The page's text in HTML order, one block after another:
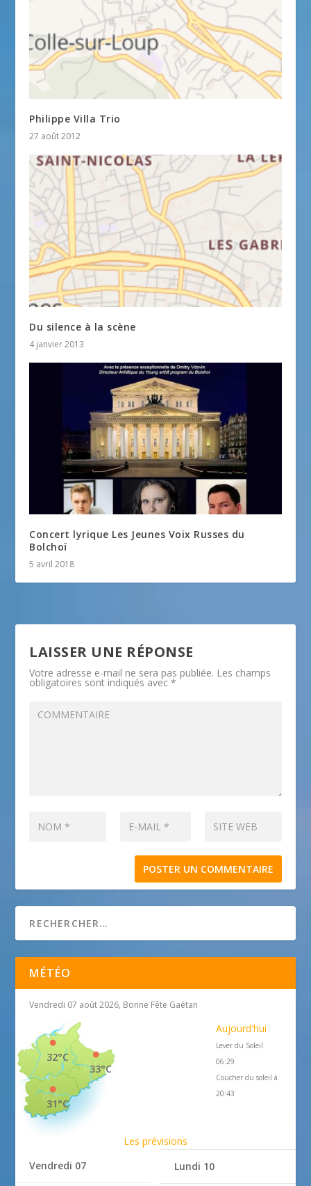
Philippe Villa Trio
27 août 2012
Du silence à la scène
4 janvier 2013
Concert lyrique Les Jeunes Voix Russes du
Bolchoï
5 avril 2018
LAISSER UNE RÉPONSE
Votre adresse e-mail ne sera pas publiée. Les champs
obligatoires sont indiqués avec*
MÉTÉO
Vendredi 07 août 2026, Bonne Fête Gaétan
33°C
32°C
31°C
Aujourd'hui
Lever du Soleil
06:29
Coucher du soleil à
20:43
Les prévisions
Vendredi 07
Lundi 10